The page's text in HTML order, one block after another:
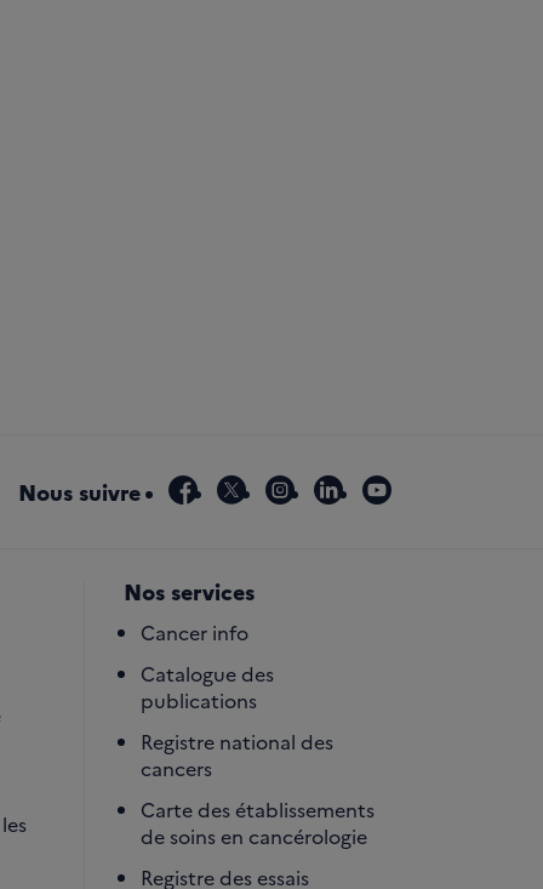
Nous suivre facebook
x instagram
linkedinyoutube
Nos services
Cancer info
Catalogue des
publications
Registre national des
cancers
Carte des établissements
de soins en cancérologie
Registre des essais